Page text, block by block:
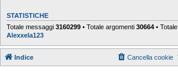
STATISTICHE
Totale messaggi 3160299 • Totale argomenti 30664 •
Alexxela123
Indice Cancella cookie